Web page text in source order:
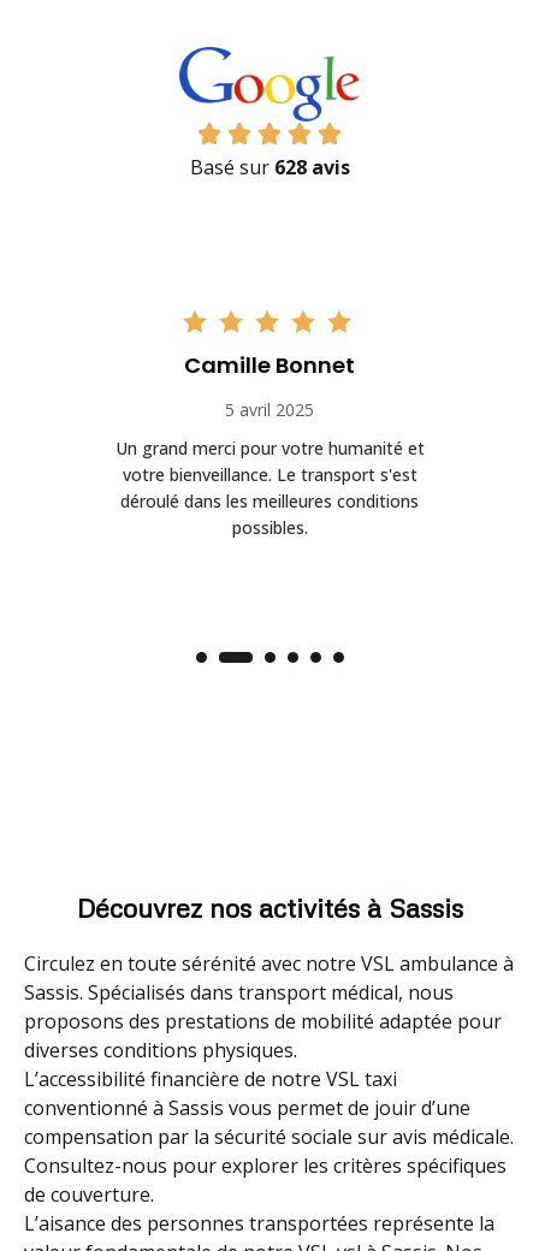
Basé sur 628 avis
Camille Bonnet
5 avril 2025
Un grand merci pour votre humanité et
votre bienveillance. Le transport s'est
déroulé dans les meilleures conditions
possibles.
Découvrez nos activités à Sassis
Circulez en toute sérénité avec notre VSL ambulance à
Sassis. Spécialisés dans transport médical, nous
proposons des prestations de mobilité adaptée pour
diverses conditions physiques.
L’accessibilité financière de notre VSL taxi
conventionné à Sassis vous permet de jouir d’une
compensation par la sécurité sociale sur avis médicale.
Consultez-nous pour explorer les critères spécifiques
de couverture.
L’aisance des personnes transportées représente la